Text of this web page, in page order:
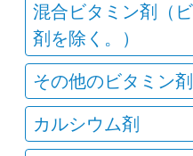
混合ビタミン剤（
剤を除く。）
その他のビタミン剤
カルシウム剤